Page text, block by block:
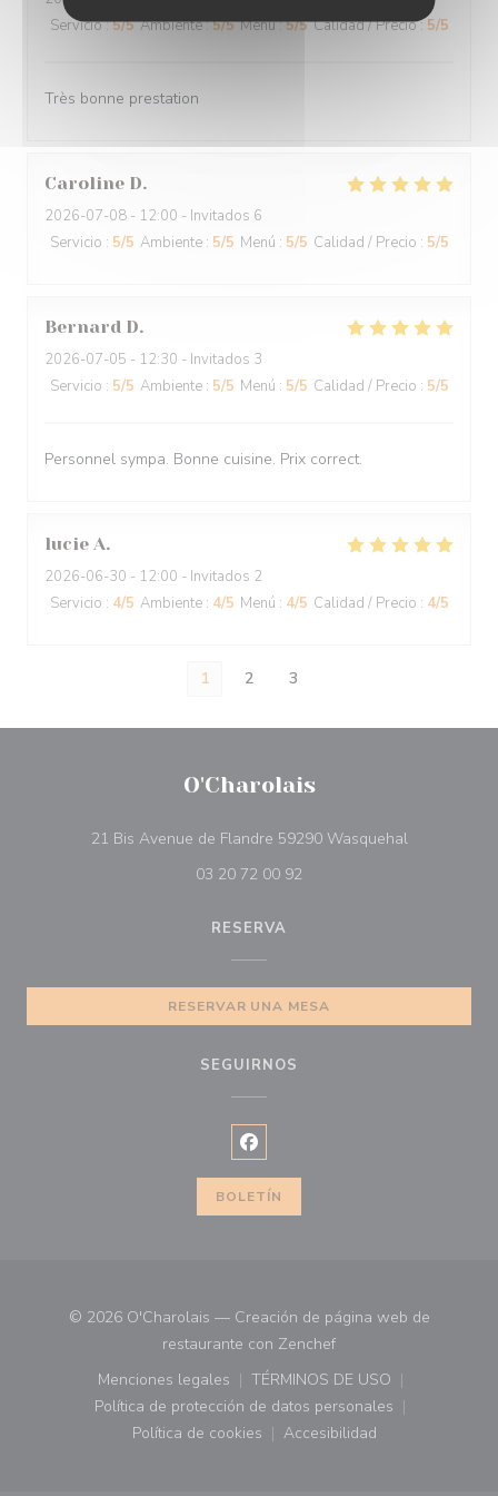
Servicio:5/5 Ambiente:5/5 Menú:5/5 Calidad / Precio: 5/5
Très bonne prestation
Caroline D
2026-07-08 - 12:00 - Invitados 6
Servicio : 5/5 Ambiente : 5/5 Menú : 5/5 Calidad / Precio : 5/5
Bernard D
2026-07-05 - 12:30 - Invitados 3
Servicio : 5/5 Ambiente : 5/5 Menú : 5/5 Calidad / Precio : 5/5
Personnel sympa. Bonne cuisine. Prix correct.
lucie A
2026-06-30 - 12:00 - Invitados 2
Servicio : 4/5 Ambiente : 4/5 Menú : 4/5 Calidad / Precio : 4/5
1 2 3
O'Charolais
21 Bis Avenue de Flandre 59290 Wasquehal((abre en
03 20 72 00 92
RESERVA
RESERVAR UNA MESA
SEGUIRNOS
Facebook ((abre en una nueva
BOLETÍN
© 2026 O'Charolais — Creación de página web de
restaurante con Zenchef((abre en una nueva
Menciones legales
((abre en una nueva ventana))
TÉRMINOS DE USO
((abre en una nueva
Política de protección de datos personales
((abre en una nueva ventana))
Política de cookies
((abre en una nueva ventana))
Accesibilidad
((abre en una nueva